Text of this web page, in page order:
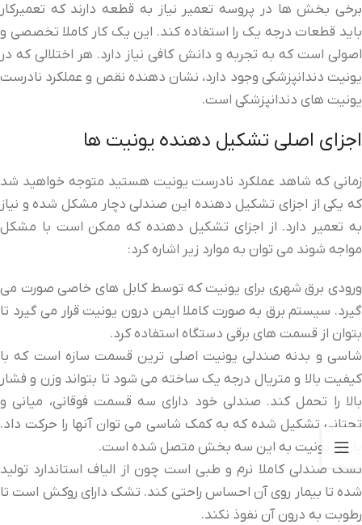
برخی بخش ها در پروسه تعمیر نیاز به قطعه دارند که تعمیرکار
باید قطعات درجه یک را استفاده کند. این یک کار کاملا تخصصی و
اصولی است که به تجربه و دانش کافی نیاز دارد. هر اختلالی که در
یونیت دندانپزشکی وجود دارد، نشان دهنده نقص و عملکرد نادرست
یونیت های دندانپزشکی است.
اجزای اصلی تشکیل دهنده یونیت ها
زمانی که شاهد عملکرد نادرست یونیت هستید متوجه خواهید شد
که یکی از اجزای تشکیل دهنده این صندلی دچار مشکل شده و نیاز
به تعمیر دارد. از اجزای تشکیل دهنده که ممکن است با مشکل
مواجه شوند می توان به موارد زیر اشاره کرد:
ورودی برق شهری برای یونیت که توسط کابل های خاصی صورت می
گیرد. سیستم برق به صورت کاملا ایمن درون یونیت قرار می گیرد تا
بتوان از قسمت های برقی دستگاه استفاده کرد.
شاسی و بدنه صندلی یونیت اصلی ترین قسمت سازه است که با
کیفیت بالا و متریال درجه یک ساخته می شود تا بتواند وزن و فشار
بالا را تحمل کند. صندلی خود دارای سه قسمت فوقانی، میانی و
تحتانی تشکیل شده که به کمک شاسی می توان آنها را حرکت داد.
بازوی یونیت به این سه بخش متصل شده است.
تشک صندلی کاملا نرم و طبی است چون از الیاف استاندارد تولید
شده تا بیمار روی آن احساس راحتی کند. تشک دارای روکش است تا
رطوبت به درون آن نفوذ نکند.